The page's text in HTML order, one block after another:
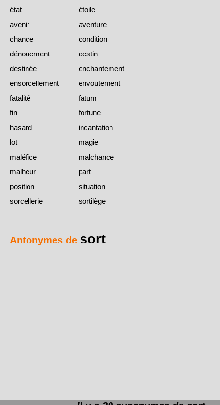
état
étoile
avenir
aventure
chance
condition
dénouement
destin
destinée
enchantement
ensorcellement
envoûtement
fatalité
fatum
fin
fortune
hasard
incantation
lot
magie
maléfice
malchance
malheur
part
position
situation
sorcellerie
sortilège
Antonymes de sort